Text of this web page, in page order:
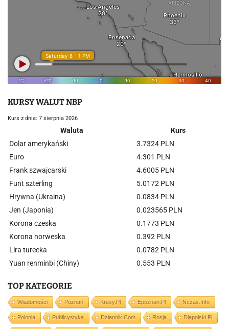
KURSY WALUT NBP
Kurs z dnia: 7 sierpnia 2026
Waluta
Kurs
Dolar amerykański
3.7324 PLN
Euro
4.301 PLN
Frank szwajcarski
4.6005 PLN
Funt szterling
5.0172 PLN
Hrywna (Ukraina)
0.0834 PLN
Jen (Japonia)
0.023565 PLN
Korona czeska
0.1773 PLN
Korona norweska
0.392 PLN
Lira turecka
0.0782 PLN
Yuan renminbi (Chiny)
0.553 PLN
TOP KATEGORIE
Wiadomości Poznań Kresy.pl Epoznan.pl Nczas.info
Polonia Publicystyka Dziennik.com Rosja Dlapolski.pl